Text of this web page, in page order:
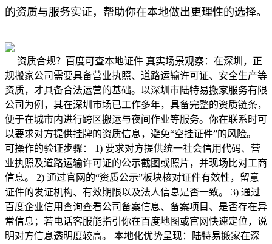
的资质与服务实证，帮助你在本地做出更理性的选择。
资质合规？百度可查本地证件 真实场景观察：在深圳，正
规搬家公司需要具备营业执照、道路运输许可证、安全生产等
资质，才具备合法运营的基础。以深圳市陆特易搬家服务有限
公司为例，其在深圳市场已工作多年，具备完整的资质链条，
便于在城市内进行跨区搬运与夜间作业等服务。你在联系时可
以要求对方提供挂牌的资质信息，避免“空挂证件”的风险。
可操作的验证步骤： 1) 要求对方提供统一社会信用代码、营
业执照及道路运输许可证的公示截图或照片，并现场比对工商
信息。 2) 通过官网的“资质公示”板块核对证件有效性，留意
证件的发证机构、有效期限以及法人信息是否一致。 3) 通过
百度企业信用查询查看公司备案信息、备案项目、是否存在异
常信息；若电话客服能指引你在百度地图或官网快速定位，说
明对方信息透明度较高。 本地化优势呈现：陆特易搬家在深